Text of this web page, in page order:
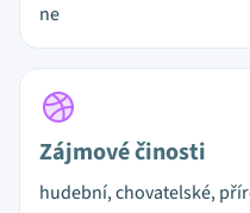
ne
Zájmové činosti
hudební, chovatelské,